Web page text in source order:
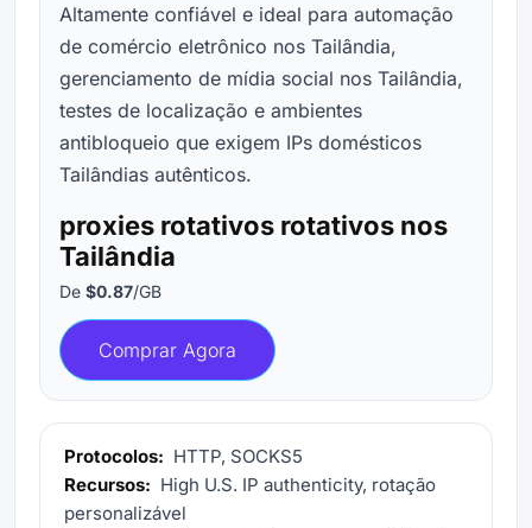
Altamente confiável e ideal para automação
de comércio eletrônico nos Tailândia,
gerenciamento de mídia social nos Tailândia,
testes de localização e ambientes
antibloqueio que exigem IPs domésticos
Tailândias autênticos.
proxies rotativos rotativos nos
Tailândia
De $0.87/GB
Comprar Agora
Protocolos: HTTP, SOCKS5
Recursos: High U.S. IP authenticity, rotação
personalizável